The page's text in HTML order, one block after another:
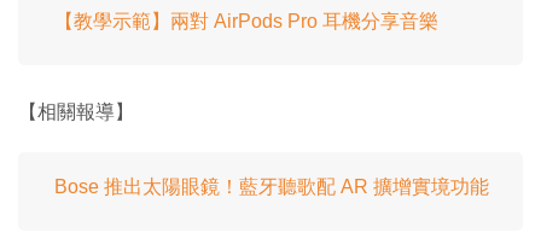
【教學示範】兩對 AirPods Pro 耳機分享音樂
【相關報導】
Bose 推出太陽眼鏡！藍牙聽歌配 AR 擴增實境功能